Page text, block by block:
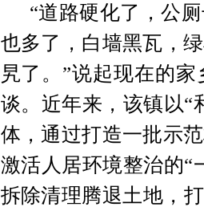
“道路硬化了，公
也多了，白墙黑瓦，
旯了。”说起现在的
谈。近年来，该镇以“
体，通过打造一批示
激活人居环境整治的“
拆除清理腾退土地，